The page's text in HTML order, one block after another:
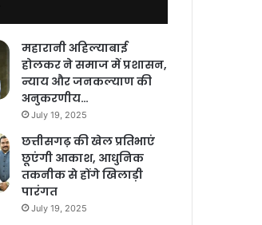
महारानी अहिल्याबाई
होलकर ने समाज में प्रशासन,
न्याय और जनकल्याण की
अनुकरणीय…
July 19, 2025
छत्तीसगढ़ की खेल प्रतिभाएं
छूएंगी आकाश, आधुनिक
तकनीक से होंगे खिलाड़ी
पारंगत
July 19, 2025